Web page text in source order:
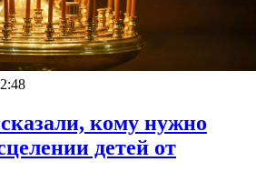
кому нужно
детей от